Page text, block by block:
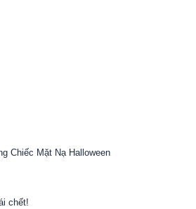
Chiếc Mặt Nạ Halloween
chết!